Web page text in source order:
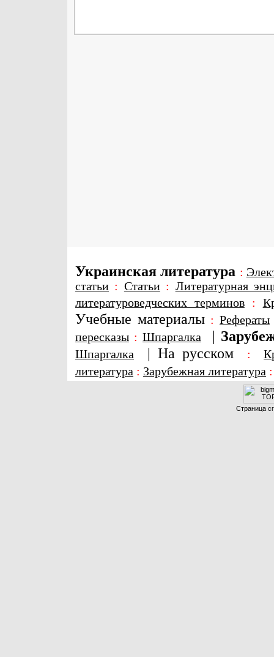
Украинская литература :
статьи : Статьи: Литературная
литературоведческих терминов:
Учебные материалы : Рефераты
пересказы : Шпаргалка |
Шпаргалка | На русском :
литература : Зарубежная литература
Страница